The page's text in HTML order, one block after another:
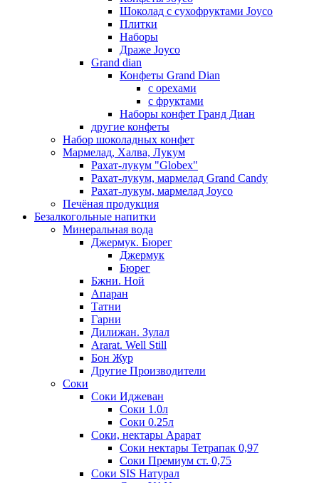
Шоколад с сухофруктами Joyco
Плитки
Наборы
Драже Joyco
Grand dian
Конфеты Grand Dian
с орехами
с фруктами
Наборы конфет Гранд Диан
другие конфеты
Набор шоколадных конфет
Мармелад, Халва, Лукум
Рахат-лукум "Globex"
Рахат-лукум, мармелад Grand Candy
Рахат-лукум, мармелад Joyco
Печёная продукция
Безалкогольные напитки
Минеральная вода
Джермук. Бюрег
Джермук
Бюрег
Бжни. Ной
Апаран
Татни
Гарни
Дилижан. Зулал
Ararat. Well Still
Бон Жур
Другие Производители
Соки
Соки Иджеван
Соки 1.0л
Соки 0.25л
Соки, нектары Арарат
Соки нектары Тетрапак 0,97
Соки Премиум ст. 0,75
Соки SIS Натурал